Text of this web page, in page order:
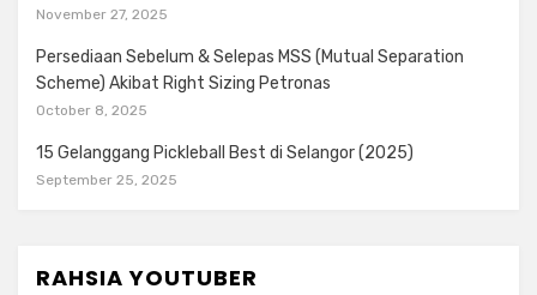
November 27, 2025
Persediaan Sebelum & Selepas MSS (Mutual Separation
Scheme) Akibat Right Sizing Petronas
October 8, 2025
15 Gelanggang Pickleball Best di Selangor (2025)
September 25, 2025
RAHSIA YOUTUBER